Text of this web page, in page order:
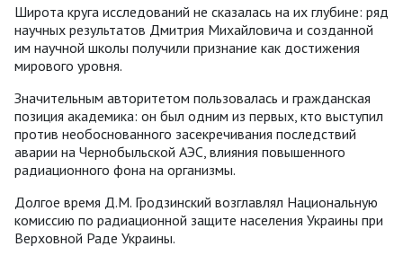
Широта круга исследований не сказалась на их глубине: ряд
научных результатов Дмитрия Михайловича и созданной
им научной школы получили признание как достижения
мирового уровня.
Значительным авторитетом пользовалась и гражданская
позиция академика: он был одним из первых, кто выступил
против необоснованного засекречивания последствий
аварии на Чернобыльской АЭС, влияния повышенного
радиационного фона на организмы.
Долгое время Д.М. Гродзинский возглавлял Национальную
комиссию по радиационной защите населения Украины при
Верховной Раде Украины.